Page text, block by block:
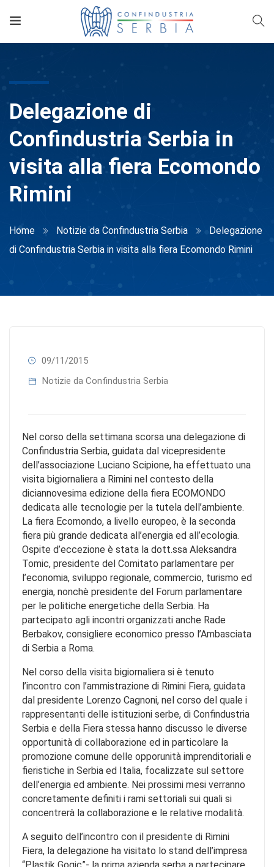
Delegazione di
Confindustria Serbia in
visita alla fiera Ecomondo
Rimini
Home Notizie da Confindustria Serbia
Delegazione
di Confindustria Serbia in visita alla fiera Ecomondo Rimini
09/11/2015
Notizie da Confindustria Serbia
Nel corso della settimana scorsa una delegazione di
Confindustria Serbia, guidata dal vicepresidente
dell’associazione Luciano Scipione, ha effettuato una
visita bigiornaliera a Rimini nel contesto della
diciannovesima edizione della fiera ECOMONDO
dedicata alle tecnologie per la tutela dell’ambiente.
La fiera Ecomondo, a livello europeo, è la seconda
fiera più grande dedicata all’energia ed all’ecologia.
Ospite d’eccezione è stata la dott.ssa Aleksandra
Tomic, presidente del Comitato parlamentare per
l’economia, sviluppo regionale, commercio, turismo ed
energia, nonchè presidente del Forum parlamentare
per le politiche energetiche della Serbia. Ha
partecipato agli incontri organizzati anche Rade
Berbakov, consigliere economico presso l’Ambasciata
di Serbia a Roma.
Nel corso della visita bigiornaliera si è tenuto
l’incontro con l’ammistrazione di Rimini Fiera, guidata
dal presidente Lorenzo Cagnoni, nel corso del quale i
rappresentanti delle istituzioni serbe, di Confindustria
Serbia e della Fiera stessa hanno discusso le diverse
opportunità di collaborazione ed in particolare la
promozione comune delle opporunità imprenditoriali e
fieristiche in Serbia ed Italia, focalizzate sul settore
dell’energia ed ambiente. Nei prossimi mesi verranno
concretamente definiti i rami settoriali sui quali si
concentrerà la collaborazione e le relative modalità.
A seguito dell’incontro con il presidente di Rimini
Fiera, la delegazione ha visitato lo stand dell’impresa